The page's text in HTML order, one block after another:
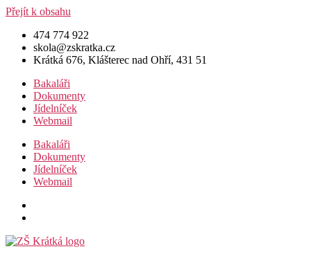
Přejít k obsahu
474 774 922
skola@zskratka.cz
Krátká 676, Klášterec nad Ohří, 431 51
Bakaláři
Dokumenty
Jídelníček
Webmail
Bakaláři
Dokumenty
Jídelníček
Webmail